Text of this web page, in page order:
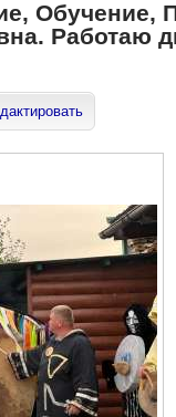
Обучение,
Работаю